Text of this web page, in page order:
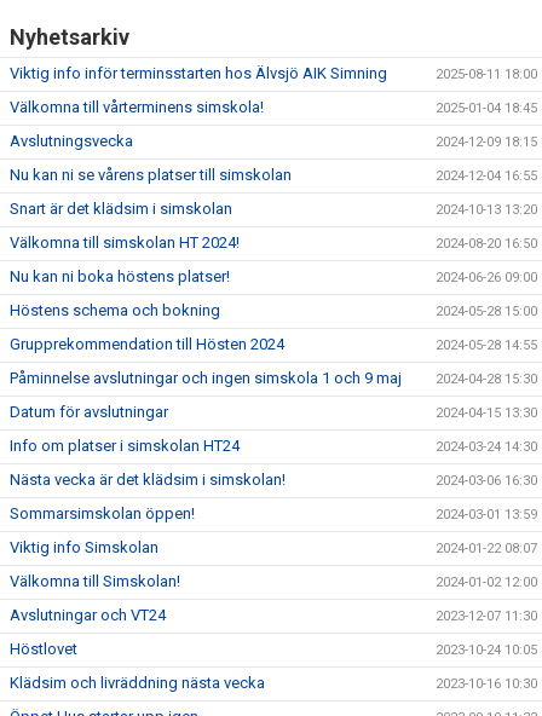
Nyhetsarkiv
Viktig info inför terminsstarten hos Älvsjö AIK Simning 2025-08-11 18:00
Välkomna till vårterminens simskola! 2025-01-04 18:45
Avslutningsvecka 2024-12-09 18:15
Nu kan ni se vårens platser till simskolan 2024-12-04 16:55
Snart är det klädsim i simskolan 2024-10-13 13:20
Välkomna till simskolan HT 2024! 2024-08-20 16:50
Nu kan ni boka höstens platser! 2024-06-26 09:00
Höstens schema och bokning 2024-05-28 15:00
Grupprekommendation till Hösten 2024 2024-05-28 14:55
Påminnelse avslutningar och ingen simskola 1 och 9 maj 2024-04-28 15:30
Datum för avslutningar 2024-04-15 13:30
Info om platser i simskolan HT24 2024-03-24 14:30
Nästa vecka är det klädsim i simskolan! 2024-03-06 16:30
Sommarsimskolan öppen! 2024-03-01 13:59
Viktig info Simskolan 2024-01-22 08:07
Välkomna till Simskolan! 2024-01-02 12:00
Avslutningar och VT24 2023-12-07 11:30
Höstlovet 2023-10-24 10:05
Klädsim och livräddning nästa vecka 2023-10-16 10:30